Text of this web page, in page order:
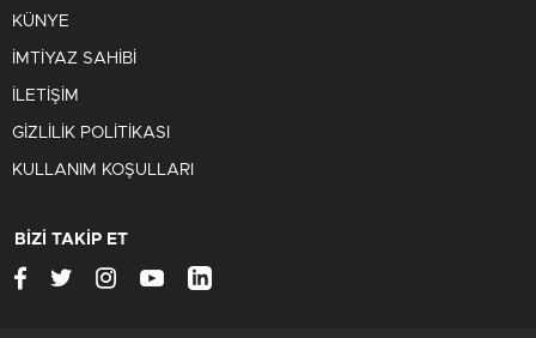
KÜNYE
İMTİYAZ SAHİBİ
İLETİŞİM
GİZLİLİK POLİTİKASI
KULLANIM KOŞULLARI
BİZİ TAKİP ET